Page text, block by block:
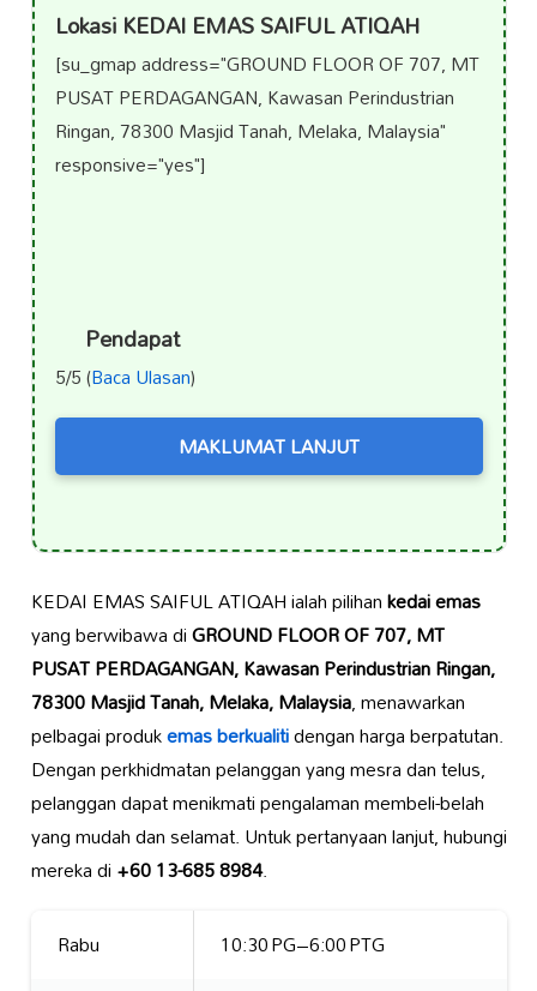
Lokasi KEDAI EMAS SAIFUL ATIQAH
[su_gmap address="GROUND FLOOR OF 707, MT
PUSAT PERDAGANGAN, Kawasan Perindustrian
Ringan, 78300 Masjid Tanah, Melaka, Malaysia"
responsive="yes"]
Pendapat
5/5 (Baca Ulasan)
MAKLUMAT LANJUT
KEDAI EMAS SAIFUL ATIQAH ialah pilihankedai emas
yang berwibawa diGROUND FLOOR OF 707, MT
PUSAT PERDAGANGAN, Kawasan Perindustrian Ringan,
78300 Masjid Tanah, Melaka, Malaysia, menawarkan
pelbagai produkemas berkualitidengan harga berpatutan.
Dengan perkhidmatan pelanggan yang mesra dan telus,
pelanggan dapat menikmati pengalaman membeli-belah
yang mudah dan selamat. Untuk pertanyaan lanjut, hubungi
mereka di+60 13-685 8984.
Rabu
10:30 PG–6:00 PTG